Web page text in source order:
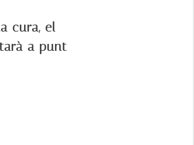
cura, el
a punt